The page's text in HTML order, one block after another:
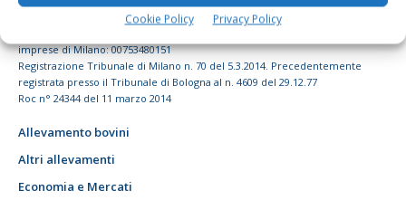
Cookie Policy Privacy Policy
© Tecniche Nuove Spa. Tutti i diritti riservati. Sede legale Via Eritrea 21 -
imprese di Milano: 00753480151
Registrazione Tribunale di Milano n. 70 del 5.3.2014. Precedentemente
registrata presso il Tribunale di Bologna al n. 4609 del 29.12.77
Roc n° 24344 del 11 marzo 2014
Allevamento bovini
Altri allevamenti
Economia e Mercati